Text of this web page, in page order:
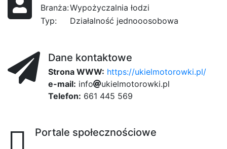
Branża:Wypożyczalnia łodzi
Typ:
Działalność jednooosobowa
Dane kontaktowe
Strona WWW: https://ukielmotorowki.pl/
e-mail: ina74
fo a
uki5a
elmo3c2
tor37
owki.pl
Telefon: 661 445 569
Portale społecznościowe